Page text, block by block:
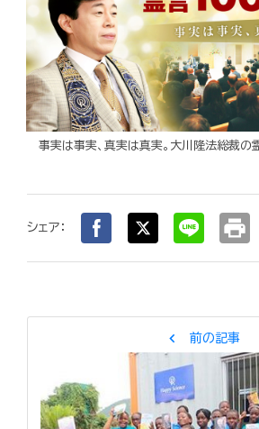
事実は事実、真実は真実。大川隆法総裁
シェア： print
chevron_left 前の記事